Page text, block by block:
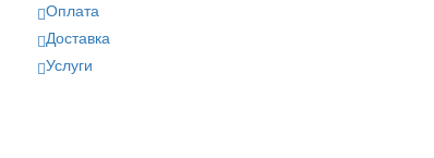
Оплата
Доставка
Услуги